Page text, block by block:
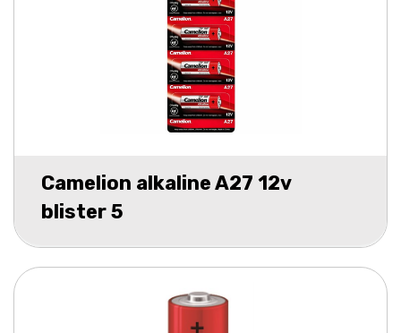
Camelion alkaline A27 12v
blister 5